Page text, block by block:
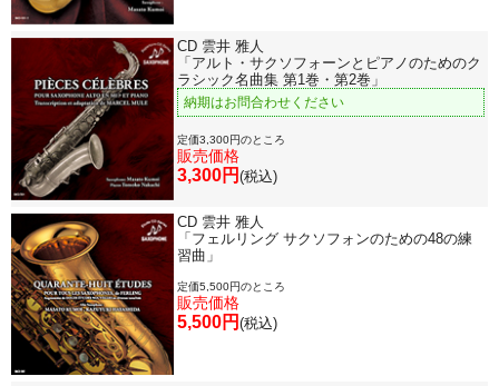
CD 雲井 雅人
「アルト・サクソフォーンとピアノのためのク
ラシック名曲集 第1巻・第2巻」
納期はお問合わせください
定価3,300円のところ
販売価格
3,300円 (税込)
CD 雲井 雅人
「フェルリング サクソフォンのための48の練
習曲」
定価5,500円のところ
販売価格
5,500円 (税込)